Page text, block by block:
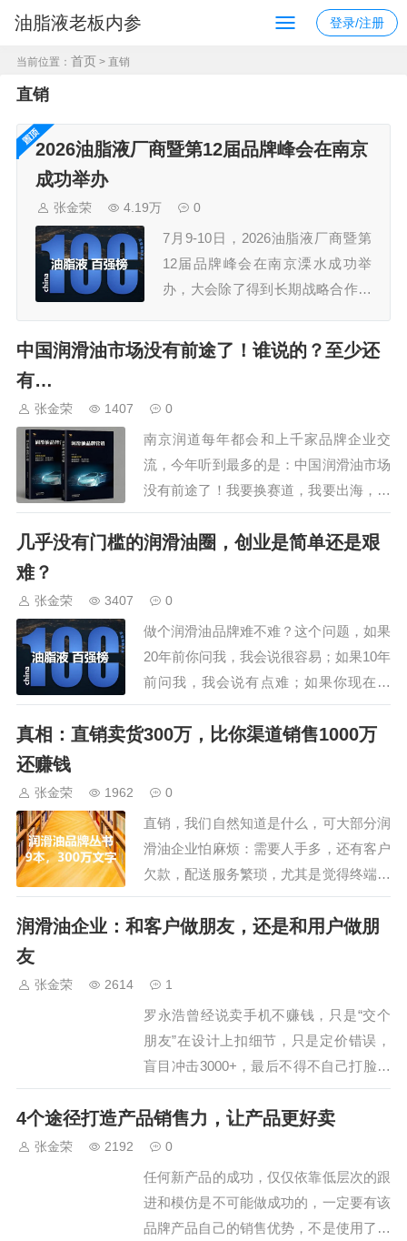
油脂液老板内参 登录/注册
当前位置： 首页 > 直销
直销
2026油脂液厂商暨第12届品牌峰会在南京
成功举办
张金荣 4.19万 0
7月9-10日，2026油脂液厂商暨第
12届品牌峰会在南京溧水成功举
办，大会除了得到长期战略合作伙
司、江苏汤姆智能装备有限公司的
鼎力支持外，还获得了30多家规模
会还安排了参观车油尿素液领导品
牌，占地195亩的可兰素工厂，特
种润滑脂企业，占…
中国润滑油市场没有前途了！谁说的？至少还
有…
张金荣 1407 0
南京润道每年都会和上千家品牌企业交
流，今年听到最多的是：中国润滑油市场
没有前途了！我要换赛道，我要出海，我
要躺平…问为什么，说：这不是秃子头上
的虱子明白着的吗？新能源车如火如荼，
如过去，穷苦…
几乎没有门槛的润滑油圈，创业是简单还是艰
难？
张金荣 3407 0
做个润滑油品牌难不难？这个问题，如果
20年前你问我，我会说很容易；如果10年
前问我，我会说有点难；如果你现在问
我，我会说：它既是世界上最简单的生
意，也是人世间最艰难的生意，说简单，
表象：极低…
真相：直销卖货300万，比你渠道销售1000万
还赚钱
张金荣 1962 0
直销，我们自然知道是什么，可大部分润
滑油企业怕麻烦：需要人手多，还有客户
欠款，配送服务繁琐，尤其是觉得终端门
店都是小门小户，想做大规模，太慢。其
实，这是一个误区，直销，并不代表规模
送、广宣支…
润滑油企业：和客户做朋友，还是和用户做朋
友
张金荣 2614 1
罗永浩曾经说卖手机不赚钱，只是“交个
朋友”在设计上扣细节，只是定价错误，
盲目冲击3000+，最后不得不自己打脸下
调千元，功败垂成，但很多人还是喜欢锤
子手机手感和软件。但他这句话还是很有
深意的，放到今天的语境里又可以划分两
种情况：到底是和客户（经销商）做朋
友，还是和用户（消费者）做朋友。这两
种分类也许…
4个途径打造产品销售力，让产品更好卖
张金荣 2192 0
任何新产品的成功，仅仅依靠低层次的跟
进和模仿是不可能做成功的，一定要有该
品牌产品自己的销售优势，不是使用了什